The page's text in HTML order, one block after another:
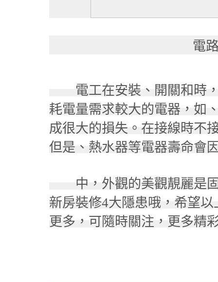
電
電工在安裝、開關和時，
耗電量需求較大的電器，如
成很大的損失。 在接線時不
但是、熱水器等電器壽命會
中，外觀的美觀靚麗是固
新房裝修4大隱患哦，希望
更多，可隨時關注，更多精